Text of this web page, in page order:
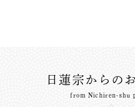
日蓮宗からの
from Nichiren-shu